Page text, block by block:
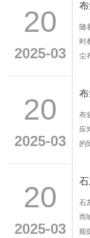
20
2025-03
随
时
尘
20
2025-03
布
应
的
20
2025-03
石
而
能